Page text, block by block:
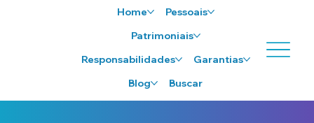
Home
Pessoais
Patrimoniais
Responsabilidades
Garantias
Blog
Buscar